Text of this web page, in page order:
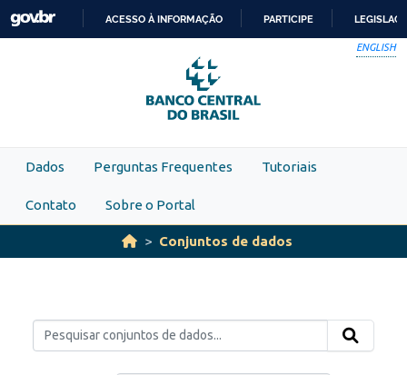
Skip to main content
PARA
O
CONTEÚDO
ACESSO À INFORMAÇÃO PARTICIPE
ENGLISH
Dados Perguntas Frequentes Tutoriais
Contato Sobre o Portal
Conjuntos de dados